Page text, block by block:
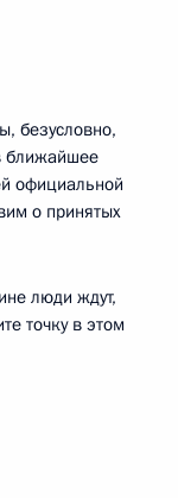
безусловно,
ближайшее
официальной
о принятых
люди ждут,
точку в этом